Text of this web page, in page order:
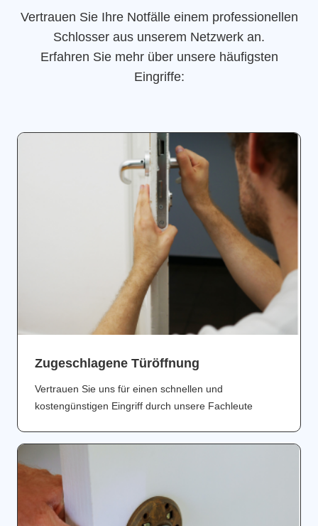
Vertrauen Sie Ihre Notfälle einem professionellen
Schlosser aus unserem Netzwerk an.
Erfahren Sie mehr über unsere häufigsten
Eingriffe:
Zugeschlagene Türöffnung
Vertrauen Sie uns für einen schnellen und
kostengünstigen Eingriff durch unsere Fachleute